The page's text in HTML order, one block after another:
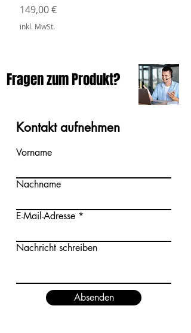
Preis
149,00 €
inkl. MwSt.
Fragen zum Produkt?
Kontakt aufnehmen
Vorname
Nachname
E-Mail-Adresse
Nachricht schreiben
Absenden